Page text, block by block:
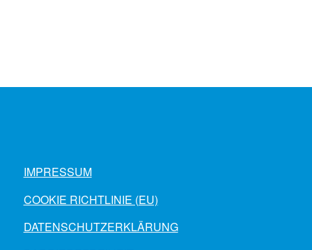
IMPRESSUM
COOKIE RICHTLINIE (EU)
DATENSCHUTZERKLÄRUNG